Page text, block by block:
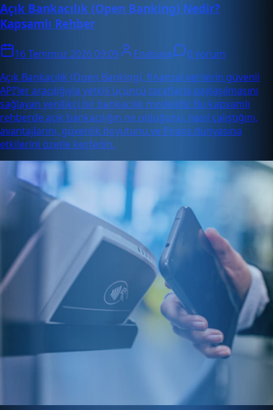
Açık Bankacılık (Open Banking) Nedir?
Kapsamlı Rehber
16 Temmuz 2026 09:09 Enabase
0 yorum
Açık Bankacılık (Open Banking), finansal verilerin güvenli
API’ler aracılığıyla yetkili üçüncü taraflarla paylaşılmasını
sağlayan yenilikçi bir bankacılık modelidir. Bu kapsamlı
rehberde açık bankacılığın ne olduğunu, nasıl çalıştığını,
avantajlarını, güvenlik boyutunu ve finans dünyasına
etkilerini özetle keşfedin.